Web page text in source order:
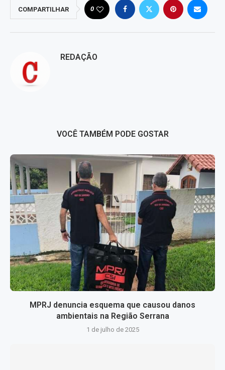
COMPARTILHAR 0
REDAÇÃO
VOCÊ TAMBÉM PODE GOSTAR
MPRJ denuncia esquema que causou danos
ambientais na Região Serrana
1 de julho de 2025